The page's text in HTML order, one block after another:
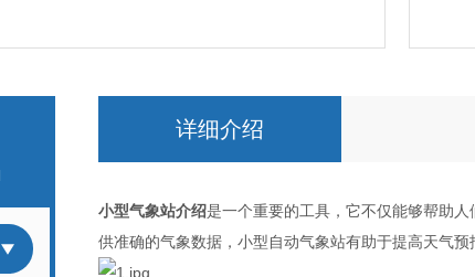
详细介绍
小型气象站介绍是一个重要的工具，它不仅能够帮助
供准确的气象数据，小型自动气象站有助于提高天气